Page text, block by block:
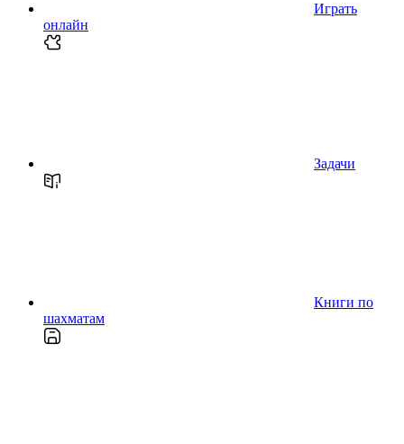
Играть
онлайн
Задачи
Книги по
шахматам